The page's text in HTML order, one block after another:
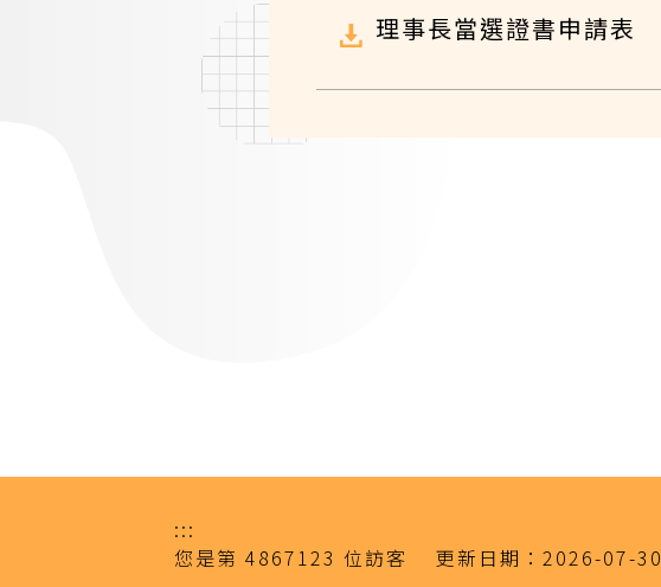
理事長當選證書申請表
:::
您是第 4867123 位訪客 更新日期： 2026-07-30